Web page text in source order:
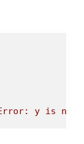
y is not